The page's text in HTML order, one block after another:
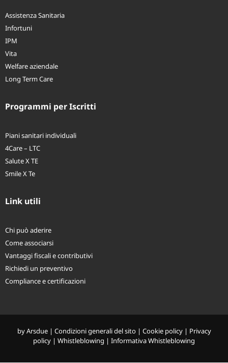
Assistenza Sanitaria
Infortuni
IPM
Vita
Welfare aziendale
Long Term Care
Programmi per Iscritti
Piani sanitari individuali
4Care – LTC
Salute X TE
Smile X Te
Link utili
Chi può aderire
Come associarsi
Vantaggi fiscali e contributivi
Richiedi un preventivo
Compliance e certificazioni
byArsdue| Condizioni generali del sito| Cookie policy| Privacy
policy | Whistleblowing | Informativa Whistleblowing